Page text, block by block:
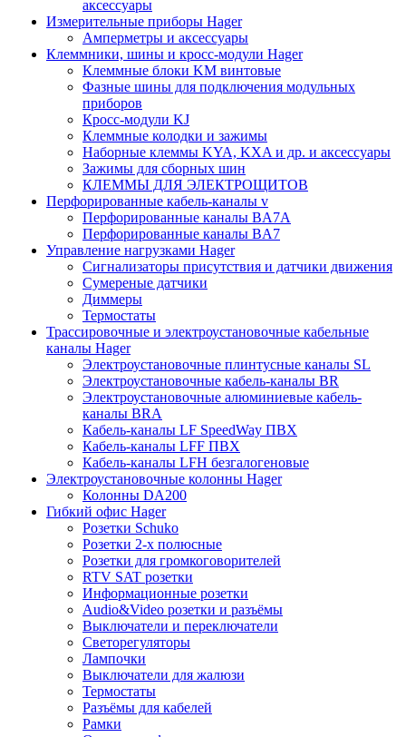
аксессуары
Измерительные приборы Hager
Амперметры и аксессуары
Клеммники, шины и кросс-модули Hager
Клеммные блоки KM винтовые
Фазные шины для подключения модульных
приборов
Кросс-модули KJ
Клеммные колодки и зажимы
Наборные клеммы KYA, KXA и др. и аксессуары
Зажимы для сборных шин
КЛЕММЫ ДЛЯ ЭЛЕКТРОЩИТОВ
Перфорированные кабель-каналы v
Перфорированные каналы BA7A
Перфорированные каналы BA7
Управление нагрузками Hager
Сигнализаторы присутствия и датчики движения
Сумереные датчики
Диммеры
Термостаты
Трассировочные и электроустановочные кабельные
каналы Hager
Электроустановочные плинтусные каналы SL
Электроустановочные кабель-каналы BR
Электроустановочные алюминиевые кабель-
каналы BRA
Кабель-каналы LF SpeedWay ПВХ
Кабель-каналы LFF ПВХ
Кабель-каналы LFH безгалогеновые
Электроустановочные колонны Hager
Колонны DA200
Гибкий офис Hager
Розетки Schuko
Розетки 2-х полюсные
Розетки для громкоговорителей
RTV SAT розетки
Информационные розетки
Audio&Video розетки и разъёмы
Выключатели и переключатели
Светорегуляторы
Лампочки
Выключатели для жалюзи
Термостаты
Разъёмы для кабелей
Рамки